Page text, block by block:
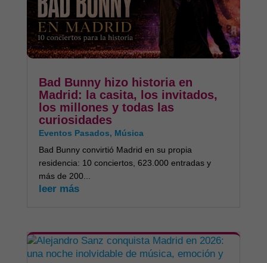
Bad Bunny hizo historia en
Madrid: la casita, los invitados,
los millones y todas las
curiosidades
Eventos Pasados, Música
Bad Bunny convirtió Madrid en su propia
residencia: 10 conciertos, 623.000 entradas y
más de 200...
leer más